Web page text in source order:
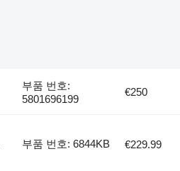
부품 번호:
5801696199
€250
부품 번호: 6844KB €229.99